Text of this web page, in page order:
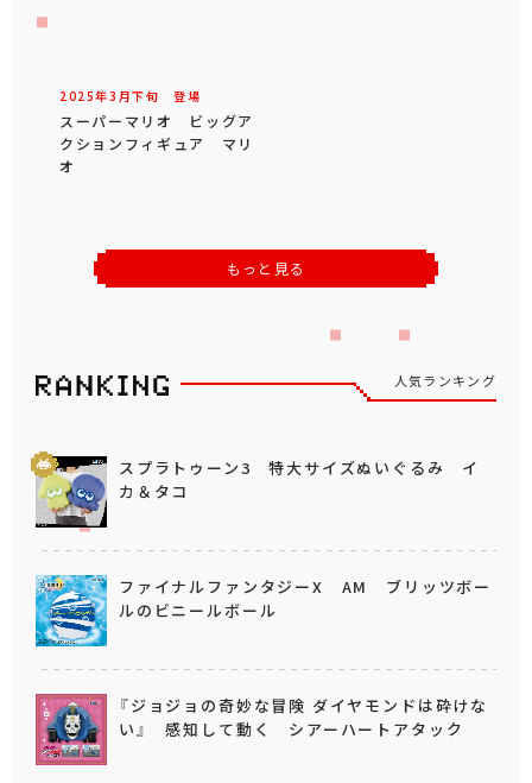
2025年3 月下旬 登場
スーパーマリオ ビッグア
クションフィギュア マリ
オ
もっと見る
人気ランキング
スプラトゥーン3 特大サイズぬいぐるみ イ
カ＆タコ
ファイナルファンタジーX AM ブリッツボー
ルのビニールボール
『ジョジョの奇妙な冒険 ダイヤモンドは砕けな
い』 感知して動く シアーハートアタック